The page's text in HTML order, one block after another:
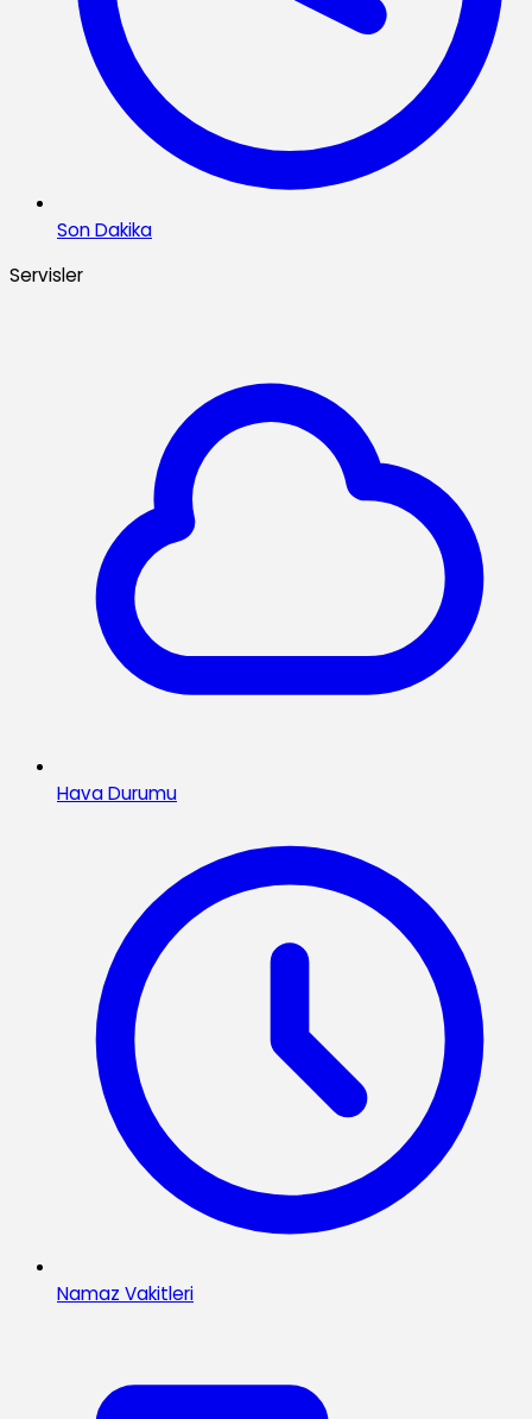
Son Dakika
Servisler
Hava Durumu
Namaz Vakitleri